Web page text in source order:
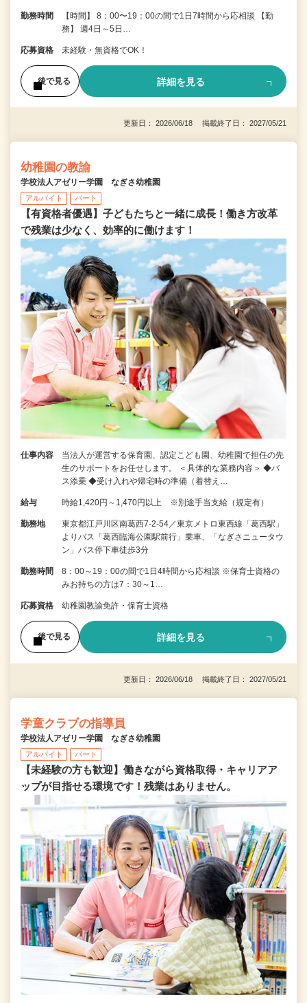
勤務時間
【時間】 8：00〜19：00の間で1日7時間から応相談 【勤
務】 週4日～5日…
応募資格 未経験・無資格でOK！
後で見る 詳細を見る
更新日： 2026/06/18 掲載終了日： 2027/05/21
幼稚園の教諭
学校法人アゼリー学園 なぎさ幼稚園
アルバイト パート
【有資格者優遇】子どもたちと一緒に成長！働き方改革
で残業は少なく、効率的に働けます！
仕事内容
当法人が運営する保育園、認定こども園、幼稚園で担任の先
生のサポートをお任せします。 ＜具体的な業務内容＞ ◆バ
ス添乗 ◆受け入れや帰宅時の準備（着替え…
給与 時給1,420円～1,470円以上 ※別途手当支給（規定有）
勤務地
東京都江戸川区南葛西7-2-54／東京メトロ東西線「葛西駅」
よりバス「葛西臨海公園駅前行」乗車、「なぎさニュータウ
ン」バス停下車徒歩3分
勤務時間
8：00～19：00の間で1日4時間から応相談 ※保育士資格の
みお持ちの方は7：30～1…
応募資格 幼稚園教諭免許・保育士資格
後で見る 詳細を見る
更新日： 2026/06/18 掲載終了日： 2027/05/21
学童クラブの指導員
学校法人アゼリー学園 なぎさ幼稚園
アルバイト パート
【未経験の方も歓迎】働きながら資格取得・キャリアア
ップが目指せる環境です！残業はありません。